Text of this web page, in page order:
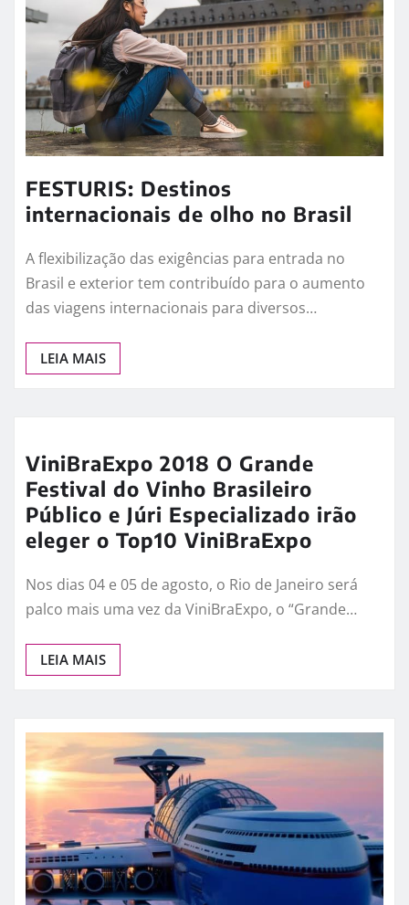
FESTURIS: Destinos
internacionais de olho no Brasil
A flexibilização das exigências para entrada no
Brasil e exterior tem contribuído para o aumento
das viagens internacionais para diversos…
LEIA MAIS
ViniBraExpo 2018 O Grande
Festival do Vinho Brasileiro
Público e Júri Especializado irão
eleger o Top10 ViniBraExpo
Nos dias 04 e 05 de agosto, o Rio de Janeiro será
palco mais uma vez da ViniBraExpo, o “Grande…
LEIA MAIS